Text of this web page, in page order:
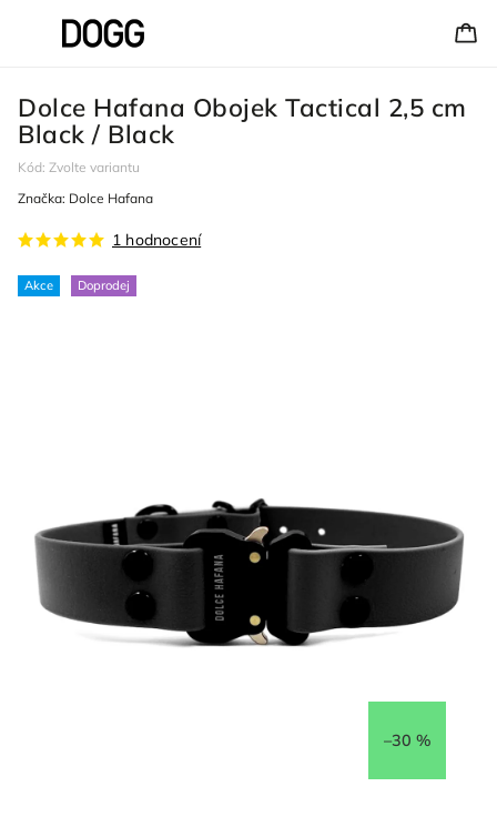
Dolce Hafana Obojek Tactical 2,5 cm
Black / Black
Kód: Zvolte variantu
Akce Doprodej
1 hodnocení
Značka: Dolce Hafana
–30 %